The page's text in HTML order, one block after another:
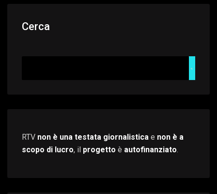
Cerca
RTV non è una testata giornalistica e non è a
scopo di lucro, il progetto è autofinanziato.